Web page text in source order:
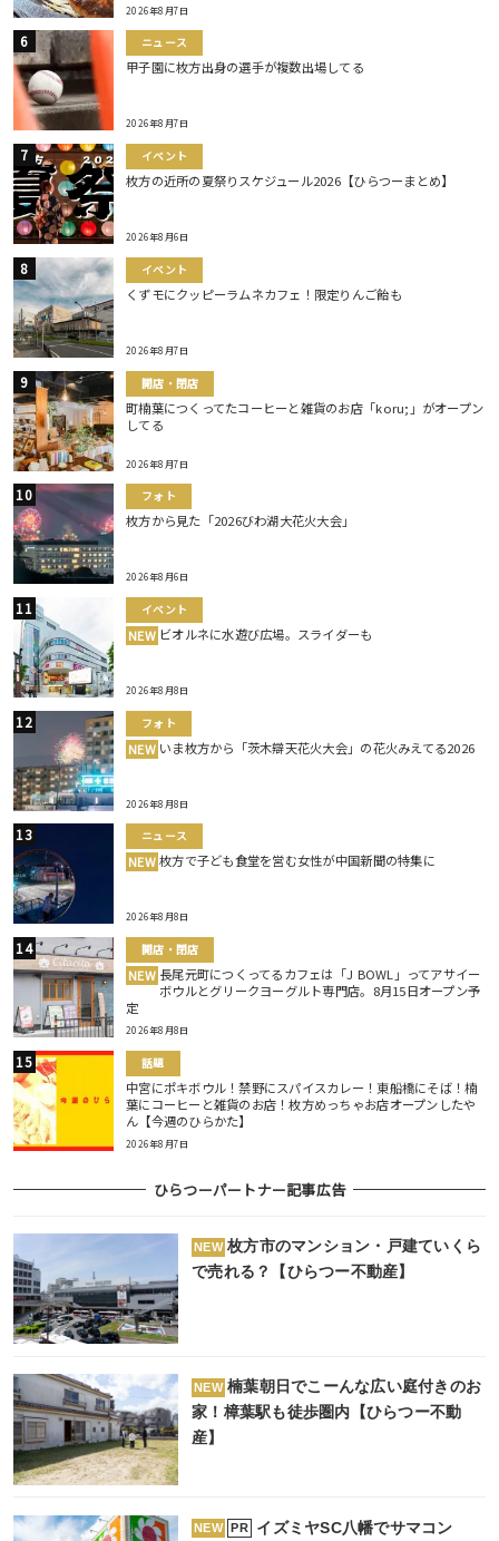
2026年8月7日
ニュース
甲子園に枚方出身の選手が複数出場してる
2026年8月7日
イベント
枚方の近所の夏祭りスケジュール2026【ひらつーまとめ】
2026年8月6日
イベント
くずモにクッピーラムネカフェ！限定りんご飴も
2026年8月7日
開店・閉店
町楠葉につくってたコーヒーと雑貨のお店「koru;」がオープン
してる
2026年8月7日
フォト
枚方から見た「2026びわ湖大花火大会」
2026年8月6日
イベント
NEW ビオルネに水遊び広場。スライダーも
2026年8月8日
フォト
NEW いま枚方から「茨木辯天花火大会」の花火みえてる2026
2026年8月8日
ニュース
NEW 枚方で子ども食堂を営む女性が中国新聞の特集に
2026年8月8日
開店・閉店
NEW 長尾元町につくってるカフェは「J BOWL」ってアサイー
ボウルとグリークヨーグルト専門店。8月15日オープン予
定
2026年8月8日
話題
中宮にポキボウル！禁野にスパイスカレー！東船橋にそば！楠
葉にコーヒーと雑貨のお店！枚方めっちゃお店オープンしたや
ん【今週のひらかた】
2026年8月7日
ひらつーパートナー記事広告
NEW 枚方市のマンション・戸建ていくら
で売れる？【ひらつー不動産】
NEW 楠葉朝日でこーんな広い庭付きのお
家！樟葉駅も徒歩圏内【ひらつー不動
産】
NEW PR イズミヤSC八幡でサマコン